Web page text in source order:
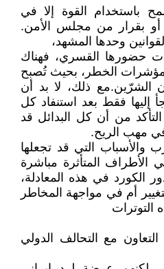
باستخدام القوة إلا في
أو بقرار من مجلس الأمن.
وحدها المشهد،
حضورها القسري، فهناك
مؤشرات الخطر، بحيث تُصبح
الشرّين. مع ذلك، لا بد أن
إليها فقط بعد استنفاد كل
من أن كل البدائل قد
مهب الريح.
والأسباب التي قد تجعلها
الأطراف المتأثرة مباشرة
الكورد في هذه المعادلة،
أم في مواجهة المخاطر
التوترات
مع التحالف الدولي